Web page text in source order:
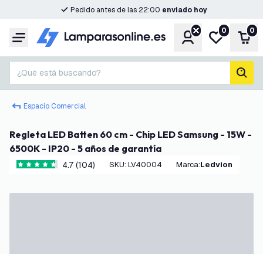
Pedido antes de las 22:00 enviado hoy
Menú CuentaMi lista de
0 0
¿Qué está buscando?
Espacio Comercial
Regleta LED Batten 60 cm - Chip LED Samsung - 15W -
6500K - IP20 - 5 años de garantía
4.7 estrellas de puntuación
4.7 (104) SKU: LV40004 Marca: Ledvion